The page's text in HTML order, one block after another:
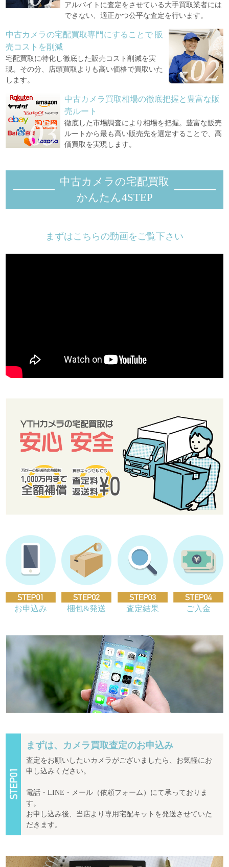
アルバイトに査定をさせている大手買取業者には
できない、適正かつ公平な査定を行います。
中古カメラの宅配買取専門にすることで 販
売コストを削減
宅配買取に特化し徹底した販売コスト削減を実
現。その分、店頭買取よりも高い価格で買取いた
します。
中古カメラ買取相場の徹底把握と豊富な販
売ルート
徹底した市場調査により相場を把握。豊富な販売
ルートから最も高い販売先を選定することで、高
価買取を実現します。
中古カメラの宅配買取
かんたん4STEP
まずはこちらの動画をご覧下さい
お申込み 梱包&発送 査定結果 ご入金
まずは、カメラ買取査定のお申込み
査定をお願いしたいカメラがございましたら、お気軽にお
申し込みください。
電話・LINE・メール（依頼フォーム）にて承っておりま
す。
お申し込み後、当店より専用宅配キットを発送させていた
だきます。